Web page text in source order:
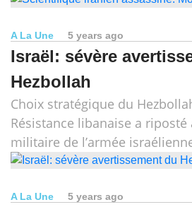
A La Une 5 years ago
Israël: sévère
Hezbollah
Choix stratégique du
Résistance libanaise a riposté
militaire de l’armée
A La Une 5 years ago